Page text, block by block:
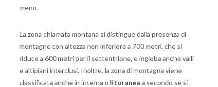
meno.
La zona chiamata montana si distingue dalla presenza di
montagne con altezza non inferiore a 700 metri, che si
riduce a 600 metri per il settentrione, e ingloba anche valli
e altipiani interclusi. Inoltre, la zona di montagna viene
classificata anche in interna o litoranea a secondo se si